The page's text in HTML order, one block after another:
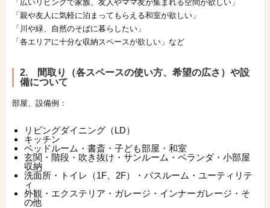
「広いリビングで家族、友人やママ友が集まれる空間が欲しい」
「親や友人に気軽に泊まってもらえる和室が欲しい」
「川や緑、自然のそばに暮らしたい」
「各エリアに十分な収納スペースが欲しい」など
2. 間取り（各スペースの使い方、希望の広さ）や設
備について
部屋、設備例：
リビングダイニング（LD）
キッチン
ベッドルーム・書斎・子ども部屋・和室
玄関・階段・吹き抜け・サンルーム・ベランダ・小部屋
収納
洗面所・トイレ（1F、2F）・バスルーム・ユーティリテ
ィ
外観・エクステリア・ガレージ・インナーガレージ・そ
の他